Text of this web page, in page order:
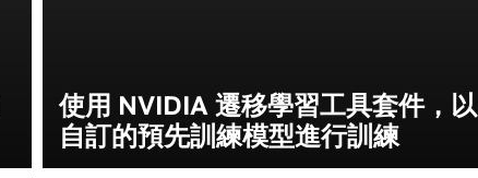
使用 NVIDIA 遷移學習工具套件，以
自訂的預先訓練模型進行訓練